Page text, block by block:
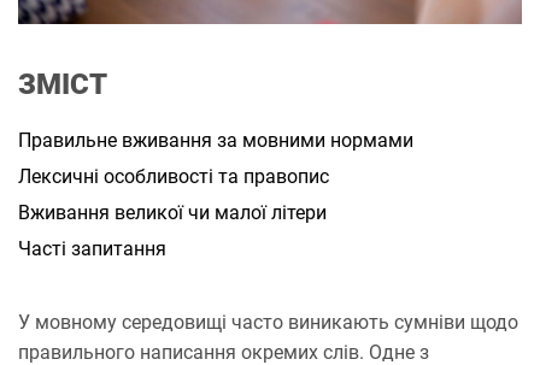
ЗМІСТ
Правильне вживання за мовними нормами
Лексичні особливості та правопис
Вживання великої чи малої літери
Часті запитання
У мовному середовищі часто виникають сумніви щодо
правильного написання окремих слів. Одне з